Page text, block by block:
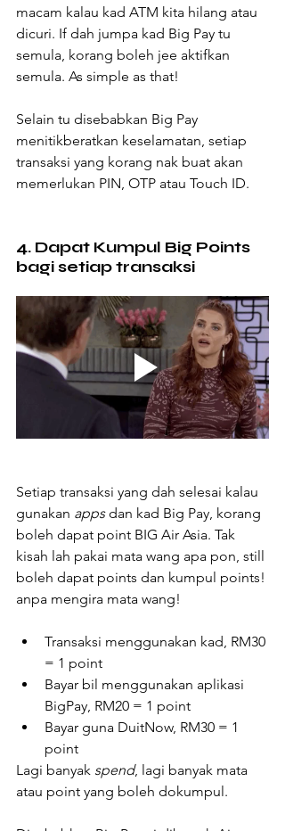
macam kalau kad ATM kita hilang atau
dicuri. If dah jumpa kad Big Pay tu
semula, korang boleh jee aktifkan
semula. As simple as that!
Selain tu disebabkan Big Pay
menitikberatkan keselamatan, setiap
transaksi yang korang nak buat akan
memerlukan PIN, OTP atau Touch ID.
4. Dapat Kumpul Big Points
bagi setiap transaksi
Setiap transaksi yang dah selesai kalau
gunakan apps dan kad Big Pay, korang
boleh dapat point BIG Air Asia. Tak
kisah lah pakai mata wang apa pon, still
boleh dapat points dan kumpul points!
anpa mengira mata wang!
Transaksi menggunakan kad, RM30
= 1 point
Bayar bil menggunakan aplikasi
BigPay, RM20 = 1 point
Bayar guna DuitNow, RM30 = 1
point
Lagi banyak spend, lagi banyak mata
atau point yang boleh dokumpul.